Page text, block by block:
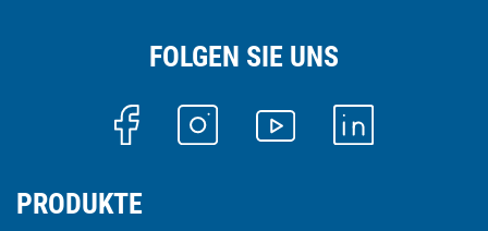
FOLGEN SIE UNS
PRODUKTE